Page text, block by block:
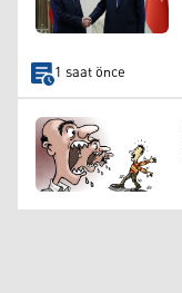
1 saat önce